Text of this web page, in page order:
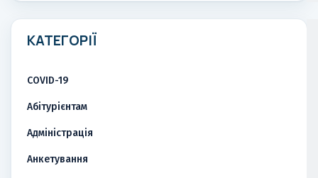
КАТЕГОРІЇ
COVID-19
Абітурієнтам
Адміністрація
Анкетування